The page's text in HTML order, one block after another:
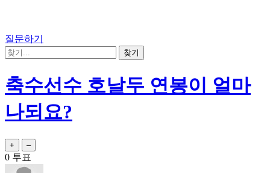
질문하기
축수선수 호날두 연봉이 얼마
나되요?
0 투표